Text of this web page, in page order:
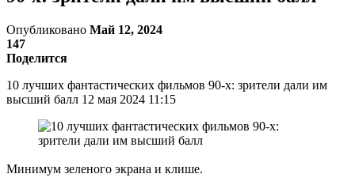
Опубликовано Май 12, 2024
147
Поделится
10 лучших фантастических фильмов 90-х: зрители дали им
высший балл 12 мая 2024 11:15
Минимум зеленого экрана и клише.